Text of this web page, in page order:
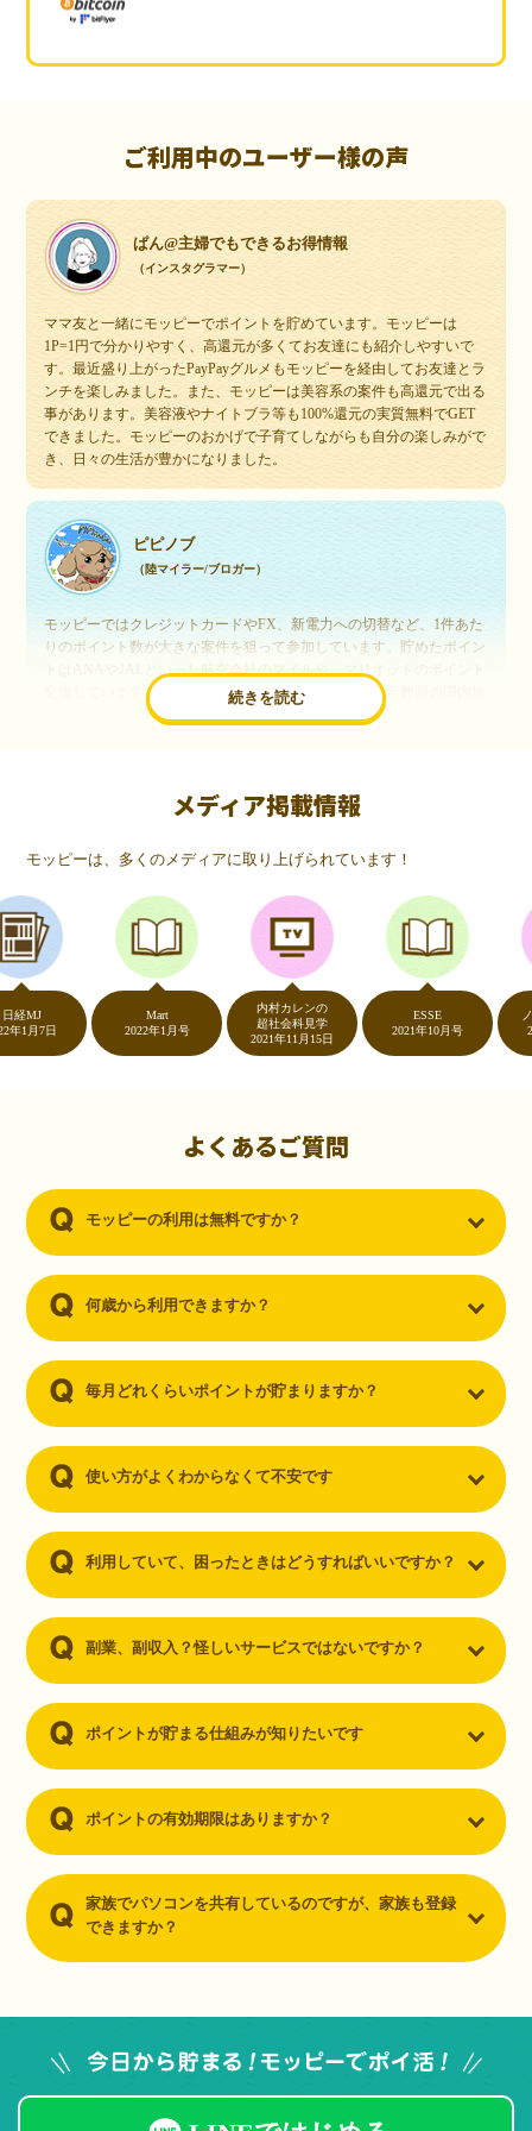
ご利用中のユーザー様の声
ぱん@主婦でもできるお得情報
（インスタグラマー）
ママ友と一緒にモッピーでポイントを貯めています。モッピーは
1P=1円で分かりやすく、高還元が多くてお友達にも紹介しやすいで
す。最近盛り上がったPayPayグルメもモッピーを経由してお友達とラ
ンチを楽しみました。また、モッピーは美容系の案件も高還元で出る
事があります。美容液やナイトブラ等も100%還元の実質無料でGET
できました。モッピーのおかげで子育てしながらも自分の楽しみがで
き、日々の生活が豊かになりました。
続きを読む
ピピノブ
（陸マイラー/ブロガー）
モッピーではクレジットカードやFX、新電力への切替など、1件あた
りのポイント数が大きな案件を狙って参加しています。貯めたポイン
交換しています。このようにすることで、ほぼ無料で年数回の国内旅
行や海外旅行を実現しています。モッピーは陸マイラーや旅行好きに
いつものネットショッピングが、モッピーでお得
（20代・女性）
友達に勧められてモッピーをはじめました。空いた時間にスマホで買
い物をすることが多いのですが、モッピーを経由するだけでショップ
のポイントとモッピーのポイントが二重で貯まることを知り、ビック
リ…！いつものネットショッピングをモッピーを経由するだけでポイ
ントが貯まるなんて…もっと早く教えてほしかった～！貯まったポイ
ントはギフト券に交換して、プチ贅沢を楽しんでます♪
（30代・男性）
ーを知りました。クレジットカードを発行するだけでポイントが貯ま
るならと無料登録して、クレジットカードの発行やアプリダウンロー
メディア掲載情報
モッピーは、多くのメディアに取り上げられています！
7日
2022年1月号
内村カレンの
超社会科見学
2021年11月15日
2021年10月号
ノンス
2020年
よくあるご質問
モッピーの利用は無料ですか？
何歳から利用できますか？
毎月どれくらいポイントが貯まりますか？
使い方がよくわからなくて不安です
利用していて、困ったときはどうすればいいですか？
副業、副収入？怪しいサービスではないですか？
ポイントが貯まる仕組みが知りたいです
ポイントの有効期限はありますか？
家族でパソコンを共有しているのですが、家族も登録
できますか？